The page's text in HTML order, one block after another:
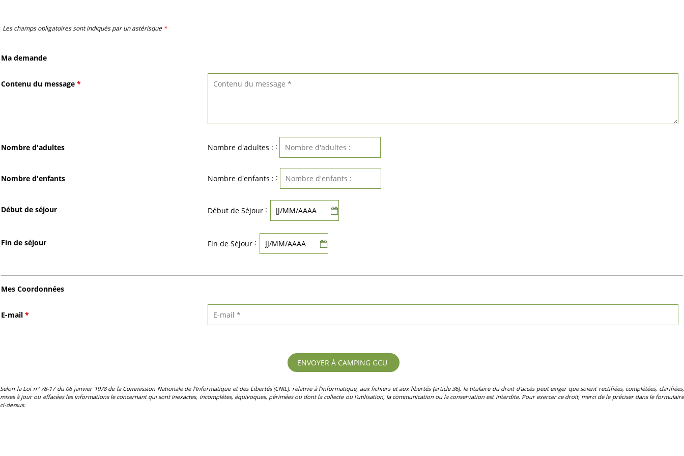
Les champs obligatoires sont indiqués par un astérisque *
Ma demande
Contenu du message *
Nombre d'adultes Nombre d'adultes : :
Nombre d'enfants Nombre d'enfants : :
Début de séjour Début de Séjour :
Fin de séjour Fin de Séjour :
Mes Coordonnées
E-mail *
Selon la Loi n° 78-17 du 06 janvier 1978 de la Commission Nationale de l'Informatique et des Libertés (CNIL), relative à l'informatique, aux fichiers et aux libertés (article 36), le titulaire du droit d'accès peut exiger que soient rectifiées, complétées, clarifiées,
mises à jour ou effacées les informations le concernant qui sont inexactes, incomplètes, équivoques, périmées ou dont la collecte ou l'utilisation, la communication ou la conservation est interdite. Pour exercer ce droit, merci de le préciser dans le formulaire
ci-dessus.